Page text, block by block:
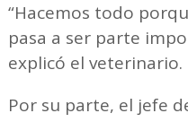
“Hacemos todo
pasa a ser parte
explicó el veterinario.
Por su parte, el jefe